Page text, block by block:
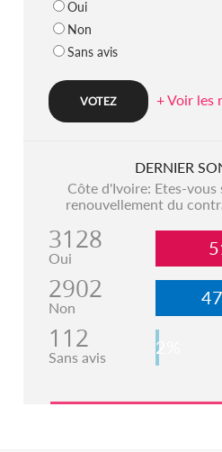
Oui
Non
Sans avis
+ Voir les
DERNIER
Côte d'Ivoire: Etes-
renouvellement du
3128
Oui
2902
Non
112
Sans avis 2%